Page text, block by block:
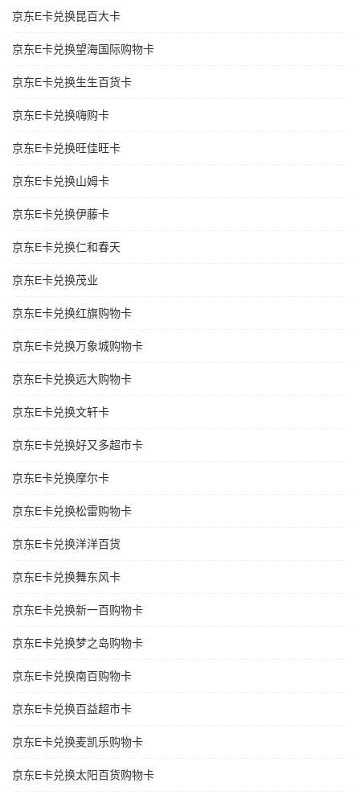
京东E卡兑换昆百大卡
京东E卡兑换望海国际购物卡
京东E卡兑换生生百货卡
京东E卡兑换嗨购卡
京东E卡兑换旺佳旺卡
京东E卡兑换山姆卡
京东E卡兑换伊藤卡
京东E卡兑换仁和春天
京东E卡兑换茂业
京东E卡兑换红旗购物卡
京东E卡兑换万象城购物卡
京东E卡兑换远大购物卡
京东E卡兑换文轩卡
京东E卡兑换好又多超市卡
京东E卡兑换摩尔卡
京东E卡兑换松雷购物卡
京东E卡兑换洋洋百货
京东E卡兑换舞东风卡
京东E卡兑换新一百购物卡
京东E卡兑换梦之岛购物卡
京东E卡兑换南百购物卡
京东E卡兑换百益超市卡
京东E卡兑换麦凯乐购物卡
京东E卡兑换太阳百货购物卡